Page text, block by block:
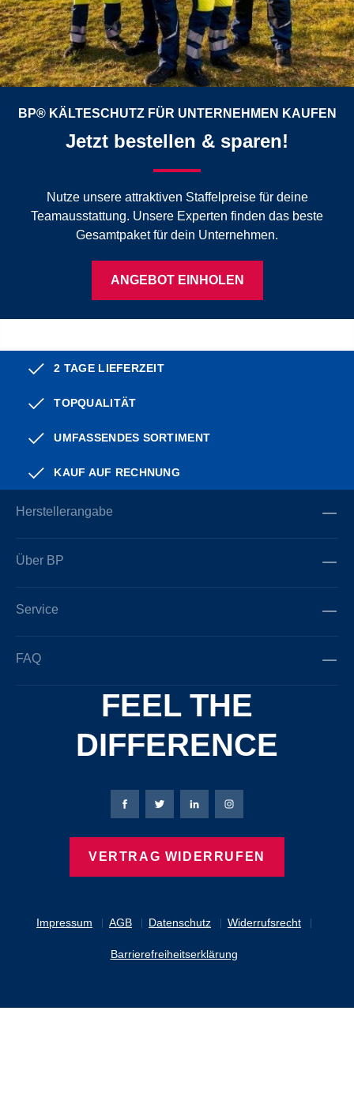
BP® KÄLTESCHUTZ FÜR UNTERNEHMEN KAUFEN
Jetzt bestellen & sparen!
Nutze unsere attraktiven Staffelpreise für deine
Teamausstattung. Unsere Experten finden das beste
Gesamtpaket für dein Unternehmen.
ANGEBOT EINHOLEN
2 TAGE LIEFERZEIT
TOPQUALITÄT
UMFASSENDES SORTIMENT
KAUF AUF RECHNUNG
Herstellerangabe
Über BP
Service
FAQ
FEEL THE
DIFFERENCE
Impressum AGB Datenschutz Widerrufsrecht
Barrierefreiheitserklärung
Bierbaum-Proenen Facebook-Seite
Bierbaum-Proenen Twitter Seite
Bierbaum-Proenen LinkedIn
Bierbaum-Proenen
VERTRAG WIDERRUFEN